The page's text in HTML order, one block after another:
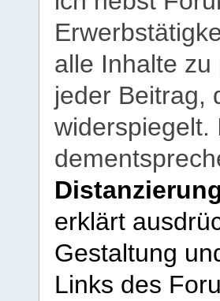
alle Inhalte
jeder Beitrag,
widerspiegelt.
erklärt
Gestaltung
Links des